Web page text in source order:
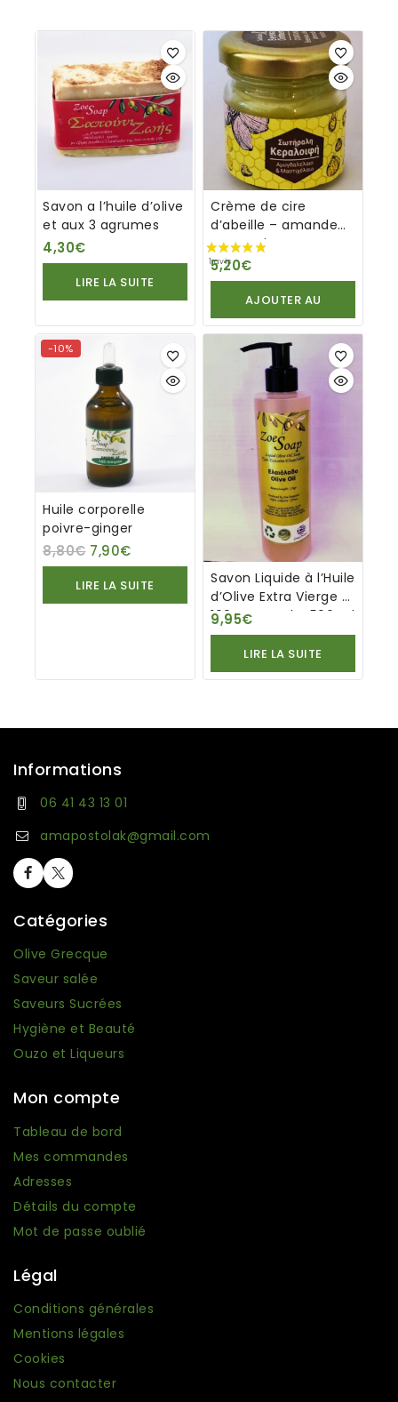
Savon a l’huile d’olive
et aux 3 agrumes
4,30€
LIRE LA SUITE
Crème de cire
d’abeille – amande
et mastic
5,20€
AJOUTER AU
PANIER
-10%
Huile corporelle
poivre-ginger
8,80€ 7,90€
LIRE LA SUITE
Savon Liquide à l’Huile
d’Olive Extra Vierge –
100% naturel – 500 ml
9,95€
LIRE LA SUITE
Informations
06 41 43 13 01
amapostolak@gmail.com
Catégories
Olive Grecque
Saveur salée
Saveurs Sucrées
Hygiène et Beauté
Ouzo et Liqueurs
Mon compte
Tableau de bord
Mes commandes
Adresses
Détails du compte
Mot de passe oublié
Légal
Conditions générales
Mentions légales
Cookies
Nous contacter